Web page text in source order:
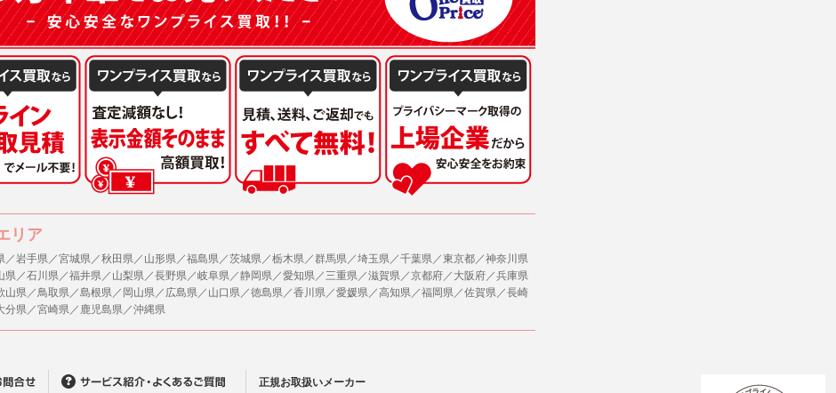
リア
／岩手県／宮城県／秋田県／山形県／福島県／茨城県／栃木県／群馬県／埼玉県／千葉県／東京都／神奈川県
県／石川県／福井県／山梨県／長野県／岐阜県／静岡県／愛知県／三重県／滋賀県／京都府／大阪府／兵庫県
山県／鳥取県／島根県／岡山県／広島県／山口県／徳島県／香川県／愛媛県／高知県／福岡県／佐賀県／長崎
分県／宮崎県／鹿児島県／沖縄県
正規お取扱いメーカー